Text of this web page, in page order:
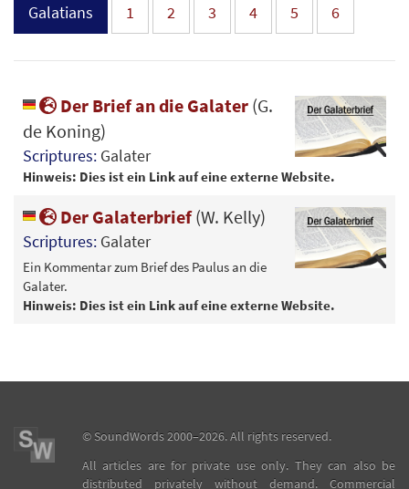
Galatians 1 2 3 4 5 6
Der Brief an die Galater (G.
de Koning)
Scriptures: Galater
Hinweis: Dies ist ein Link auf eine externe Website.
Der Galaterbrief(W. Kelly)
Scriptures: Galater
Ein Kommentar zum Brief des Paulus an die
Galater.
Hinweis: Dies ist ein Link auf eine externe Website.
©SoundWords2000–2026. All rights reserved.
All articles are for private use only. They can also be
distributed privately without demand. Commercial